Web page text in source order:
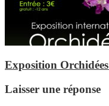
Exposition
Laisser une réponse